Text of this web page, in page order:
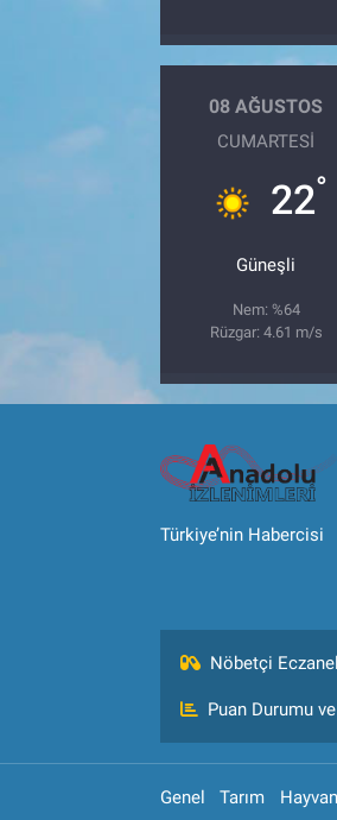
08 AĞUSTOS
CUMARTESI
22°
Güneşli
Nem: %64
Rüzgar: 4.61 m/s
Türkiye’nin Habercisi
Nöbetçi
Puan Durumu
Genel Tarım